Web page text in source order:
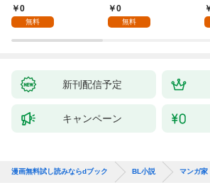
0
無料
r You〜［分冊版1］
0
無料
新刊配信予定
キャンペーン
漫画無料試し読みならdブック BL小説 マンガ家